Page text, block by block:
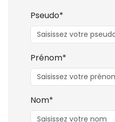
Pseudo*
Prénom*
Nom*